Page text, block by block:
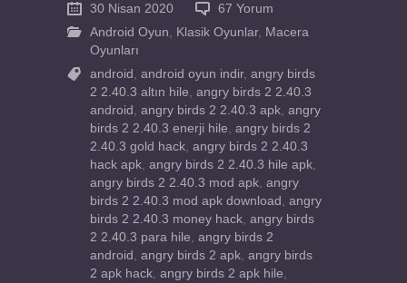
30 Nisan 2020
67 Yorum
Android Oyun
Klasik Oyunlar, Macera
Oyunları
android
android oyun indir, angry birds
2 2.40.3 altın hile angry birds 2 2.40.3
android
angry birds 2 2.40.3 apk angry
birds 2 2.40.3 enerji hile angry birds 2
2.40.3 gold hack angry birds 2 2.40.3
hack apk angry birds 2 2.40.3 hile apk
angry birds 2 2.40.3 mod apk angry
birds 2 2.40.3 mod apk download
angry
birds 2 2.40.3 money hack angry birds
2 2.40.3 para hile angry birds 2
android
angry birds 2 apk angry birds
2 apk hack angry birds 2 apk hile